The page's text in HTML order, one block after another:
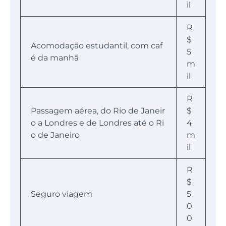
il
Acomodação estudantil, com caf
é da manhã
R
$
5
m
il
Passagem aérea, do Rio de Janeir
o a Londres e de Londres até o Ri
o de Janeiro
R
$
4
m
il
Seguro viagem
R
$
5
0
0